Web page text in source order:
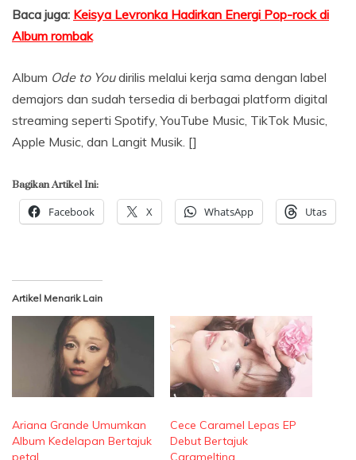
Baca juga: Keisya Levronka Hadirkan Energi Pop-rock di
Album rombak
Album Ode to Youdirilis melalui kerja sama dengan label
demajors dan sudah tersedia di berbagai platform digital
streaming seperti Spotify, YouTube Music, TikTok Music,
Apple Music, dan Langit Musik. []
Bagikan Artikel Ini:
Facebook X WhatsApp Utas
Artikel Menarik Lain
Ariana Grande Umumkan
Album Kedelapan Bertajuk
petal
Cece Caramel Lepas EP
Debut Bertajuk
Caramelting